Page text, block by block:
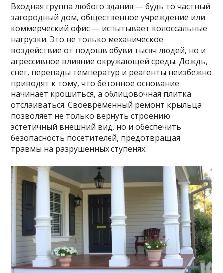
Входная группа любого здания — будь то частный
загородный дом, общественное учреждение или
коммерческий офис — испытывает колоссальные
нагрузки. Это не только механическое
воздействие от подошв обуви тысяч людей, но и
агрессивное влияние окружающей среды. Дождь,
снег, перепады температур и реагенты неизбежно
приводят к тому, что бетонное основание
начинает крошиться, а облицовочная плитка
отслаиваться. Своевременный ремонт крыльца
позволяет не только вернуть строению
эстетичный внешний вид, но и обеспечить
безопасность посетителей, предотвращая
травмы на разрушенных ступенях.